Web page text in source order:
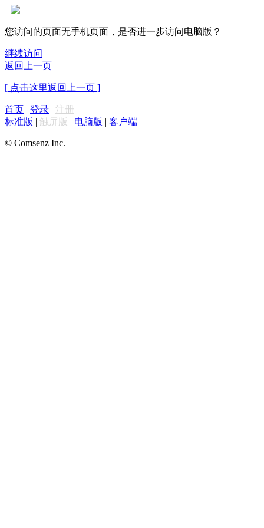
您访问的页面无手机页面，是否进一步访问电脑版？
继续访问
返回上一页
[ 点击这里返回上一页 ]
首页 | 登录 | 注册
标准版 | 触屏版 | 电脑版 | 客户端
© Comsenz Inc.